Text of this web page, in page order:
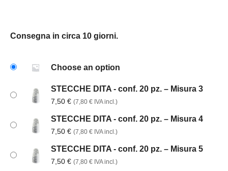
Consegna in circa 10 giorni.
Choose an option
STECCHE DITA - conf. 20 pz. – Misura 3
7,50 € (7,80 € IVA incl.)
STECCHE DITA - conf. 20 pz. – Misura 4
7,50 € (7,80 € IVA incl.)
STECCHE DITA - conf. 20 pz. – Misura 5
7,50 € (7,80 € IVA incl.)